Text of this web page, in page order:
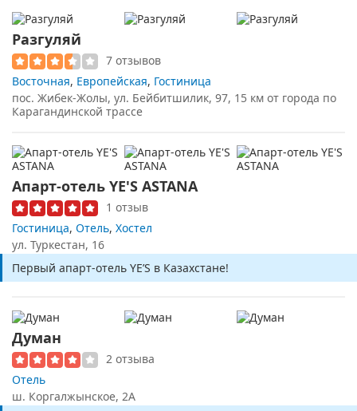
Разгуляй
7 отзывов
Восточная, Европейская, Гостиница
пос. Жибек-Жолы, ул. Бейбитшилик, 97, 15 км от города по
Карагандинской трассе
Апарт-отель YE'S ASTANA
1 отзыв
Гостиница, Отель, Хостел
ул. Туркестан, 16
Первый апарт-отель YE’S в Казахстане!
Думан
2 отзыва
Отель
ш. Коргалжынское, 2А